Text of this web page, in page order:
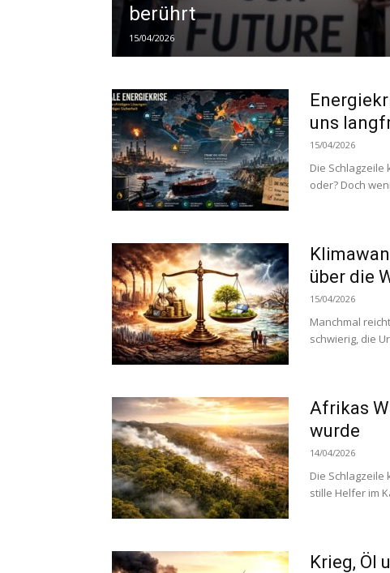
berührt
15/04/2026
uns
15/04/2026
Die
oder? Doch
über die
15/04/2026
Manchmal
schwierig, die
Afrikas
wurde
14/04/2026
Die
stille Helfer im
Krieg, Öl